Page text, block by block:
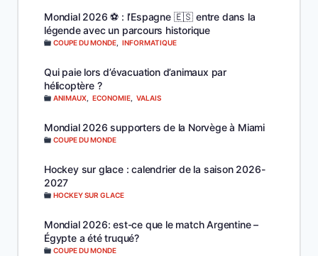
Mondial 2026 ⚽️ : l’Espagne 🇪🇸 entre dans la
légende avec un parcours historique
COUPE DU MONDE INFORMATIQUE
Qui paie lors d’évacuation d’animaux par
hélicoptère ?
ANIMAUX ECONOMIE VALAIS
Mondial 2026 supporters de la Norvège à Miami
COUPE DU MONDE
Hockey sur glace : calendrier de la saison 2026-
2027
HOCKEY SUR GLACE
Mondial 2026: est-ce que le match Argentine –
Égypte a été truqué?
COUPE DU MONDE